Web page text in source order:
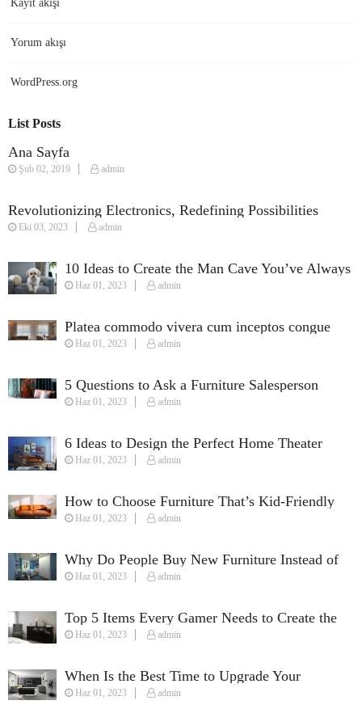
Kayıt akışı
Yorum akışı
WordPress.org
List Posts
Ana Sayfa
Şub 02, 2019 admin
Revolutionizing Electronics, Redefining Possibilities
Eki 03, 2023 admin
10 Ideas to Create the Man Cave You’ve Always
Wanted
Haz 01, 2023 admin
Platea commodo vivera cum inceptos congue
susciapit justo quisque fames.
Haz 01, 2023 admin
5 Questions to Ask a Furniture Salesperson
When Furnishing Your Home
Haz 01, 2023 admin
6 Ideas to Design the Perfect Home Theater
Haz 01, 2023 admin
How to Choose Furniture That’s Kid-Friendly
Haz 01, 2023 admin
Why Do People Buy New Furniture Instead of
Used Furniture?
Haz 01, 2023 admin
Top 5 Items Every Gamer Needs to Create the
Perfect Streaming Setup
Haz 01, 2023 admin
When Is the Best Time to Upgrade Your
Furniture?
Haz 01, 2023 admin